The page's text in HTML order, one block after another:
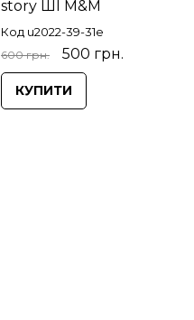
story ШІ М&М
Код u2022-39-31e
600 грн. 500 грн.
КУПИТИ